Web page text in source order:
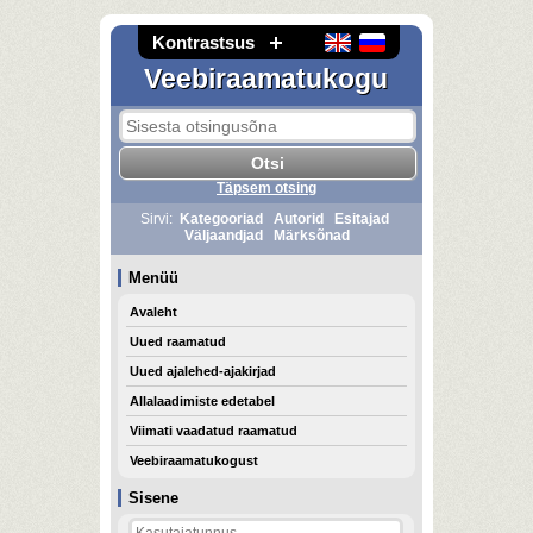
Kontrastsus
Veebiraamatukogu
Sisene
Täpsem otsing
Sirvi:
Kategooriad Autorid
Esitajad
Väljaandjad
Märksõnad
Menüü
Avaleht
Uued raamatud
Uued ajalehed-ajakirjad
Allalaadimiste edetabel
Viimati vaadatud raamatud
Veebiraamatukogust